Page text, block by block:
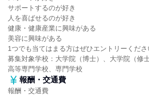
サポートするのが好き
人を喜ばせるのが好き
健康・健康産業に興味がある
美容に興味がある
1つでも当てはまる方はぜひエントリーくださ
募集対象学校：大学院（博士）、大学院（修
高等専門学校、専門学校
報酬・交通費
報酬・交通費